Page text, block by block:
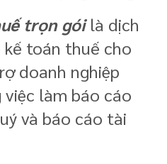
trọn góilà dịch
toán thuế cho
doanh nghiệp
làm báo cáo
và báo cáo tài